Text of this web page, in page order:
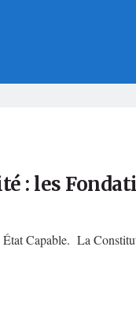
: les
Capable. La